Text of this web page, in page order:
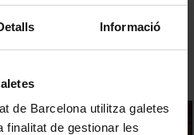
Informació
de Barcelona utilitza galetes
finalitat de gestionar les